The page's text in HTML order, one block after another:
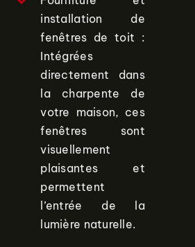
installation de
fenêtres de toit :
Intégrées
directement dans
la charpente de
votre maison, ces
fenêtres sont
visuellement
plaisantes et
permettent
l’entrée de la
lumière naturelle.